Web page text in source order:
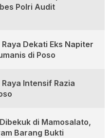
Polri Audit
Dekati Eks Napiter
di Poso
Intensif Razia
di Mamosalato,
Barang Bukti